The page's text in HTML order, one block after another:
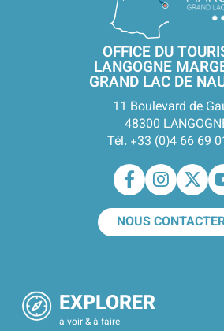
OFFICE DU
LANGOGNE
GRAND LAC DE
11 Boulevard de
48300
Tél. +33 (0)4 66 69
NOUS
EXPLORER
à voir & à faire